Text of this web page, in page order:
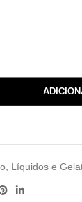
Líquidos e